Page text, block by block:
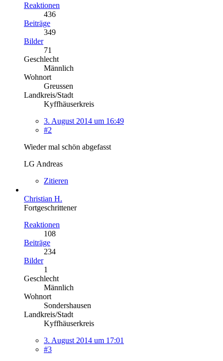
Reaktionen
436
Beiträge
349
Bilder
71
Geschlecht
Männlich
Wohnort
Greussen
Landkreis/Stadt
Kyffhäuserkreis
3. August 2014 um 16:49
#2
Wieder mal schön abgefasst
LG Andreas
Zitieren
Christian H.
Fortgeschrittener
Reaktionen
108
Beiträge
234
Bilder
1
Geschlecht
Männlich
Wohnort
Sondershausen
Landkreis/Stadt
Kyffhäuserkreis
3. August 2014 um 17:01
#3